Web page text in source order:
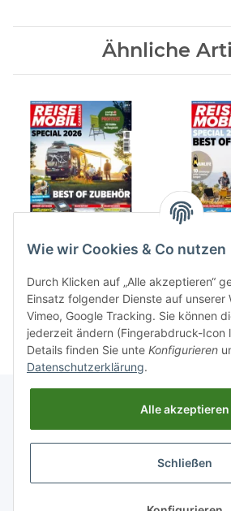
Ähnliche
Best of Zubehör 02/2026
Ausgabe
7,70 € *
Best of
Informationen
Gesetzliche Informationen
Wie wir Cookies & Co nutzen
Durch Klicken auf „Alle akzeptieren“
Einsatz folgender Dienste auf unserer
Vimeo, Google Tracking. Sie können
jederzeit ändern (Fingerabdruck-Icon
Details finden Sie unte Konfigurieren
Datenschutzerklärung.
Alle akzeptieren
Schließen